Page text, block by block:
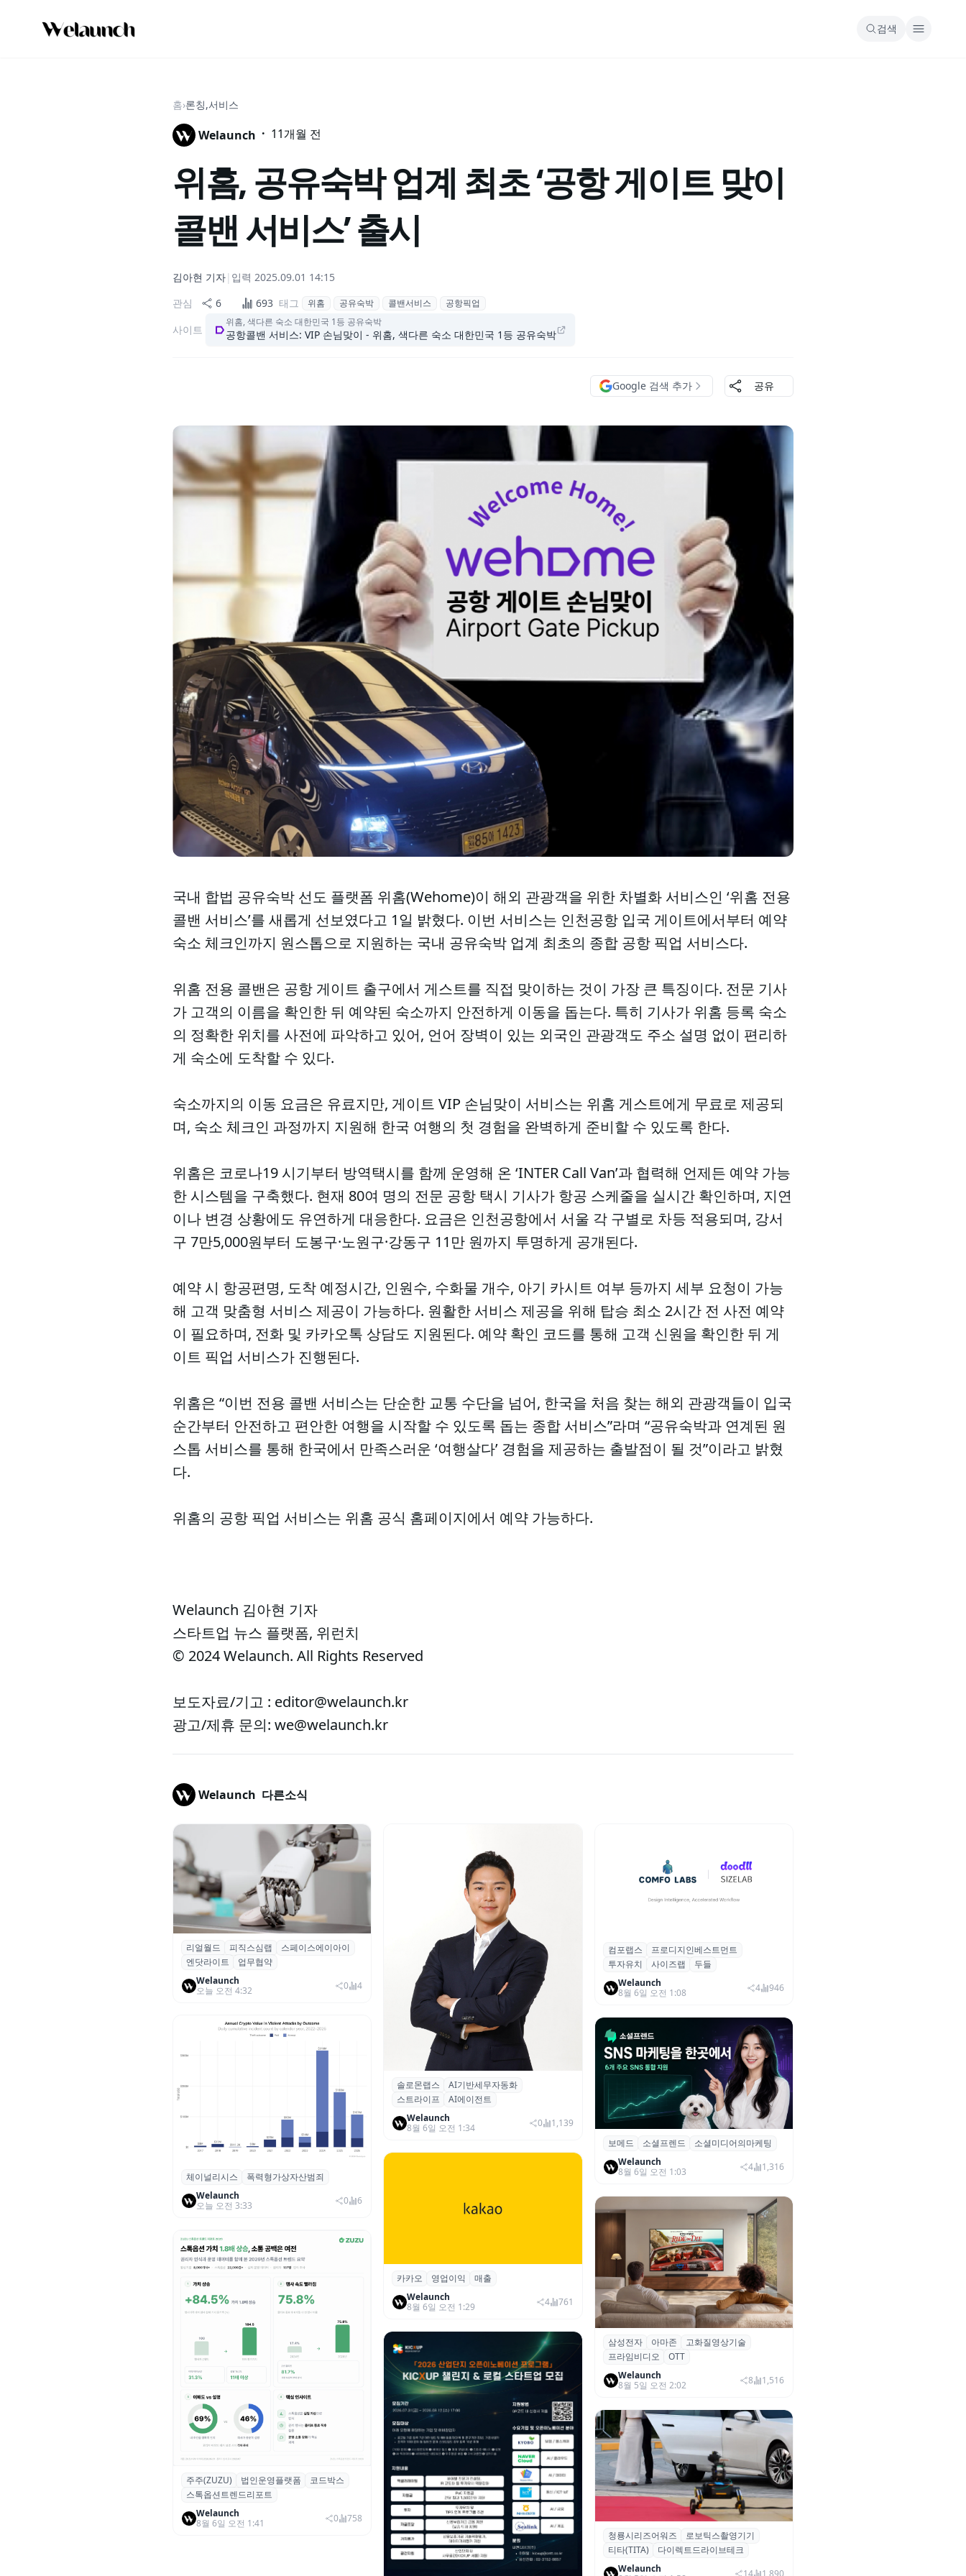
검색
홈›론칭,서비스
Welaunch · 11개월 전
위홈, 공유숙박 업계 최초 ‘공항 게이트 맞이
콜밴 서비스’ 출시
김아현 기자| 입력 2025.09.01 14:15
관심
6 693 태그 위홈 공유숙박 콜밴서비스 공항픽업
사이트
위홈, 색다른 숙소 대한민국 1등 공유숙박
공항콜밴 서비스: VIP 손님맞이 - 위홈, 색다른 숙소 대한민국 1등 공유숙박
Google 검색 추가 공유
국내 합법 공유숙박 선도 플랫폼 위홈(Wehome)이 해외 관광객을 위한 차별화 서비스인 ‘위홈 전용
콜밴 서비스’를 새롭게 선보였다고 1일 밝혔다. 이번 서비스는 인천공항 입국 게이트에서부터 예약
숙소 체크인까지 원스톱으로 지원하는 국내 공유숙박 업계 최초의 종합 공항 픽업 서비스다.
위홈 전용 콜밴은 공항 게이트 출구에서 게스트를 직접 맞이하는 것이 가장 큰 특징이다. 전문 기사
가 고객의 이름을 확인한 뒤 예약된 숙소까지 안전하게 이동을 돕는다. 특히 기사가 위홈 등록 숙소
의 정확한 위치를 사전에 파악하고 있어, 언어 장벽이 있는 외국인 관광객도 주소 설명 없이 편리하
게 숙소에 도착할 수 있다.
숙소까지의 이동 요금은 유료지만, 게이트 VIP 손님맞이 서비스는 위홈 게스트에게 무료로 제공되
며, 숙소 체크인 과정까지 지원해 한국 여행의 첫 경험을 완벽하게 준비할 수 있도록 한다.
위홈은 코로나19 시기부터 방역택시를 함께 운영해 온 ‘INTER Call Van’과 협력해 언제든 예약 가능
한 시스템을 구축했다. 현재 80여 명의 전문 공항 택시 기사가 항공 스케줄을 실시간 확인하며, 지연
이나 변경 상황에도 유연하게 대응한다. 요금은 인천공항에서 서울 각 구별로 차등 적용되며, 강서
구 7만5,000원부터 도봉구·노원구·강동구 11만 원까지 투명하게 공개된다.
예약 시 항공편명, 도착 예정시간, 인원수, 수화물 개수, 아기 카시트 여부 등까지 세부 요청이 가능
해 고객 맞춤형 서비스 제공이 가능하다. 원활한 서비스 제공을 위해 탑승 최소 2시간 전 사전 예약
이 필요하며, 전화 및 카카오톡 상담도 지원된다. 예약 확인 코드를 통해 고객 신원을 확인한 뒤 게
이트 픽업 서비스가 진행된다.
위홈은 “이번 전용 콜밴 서비스는 단순한 교통 수단을 넘어, 한국을 처음 찾는 해외 관광객들이 입국
순간부터 안전하고 편안한 여행을 시작할 수 있도록 돕는 종합 서비스”라며 “공유숙박과 연계된 원
스톱 서비스를 통해 한국에서 만족스러운 ‘여행살다’ 경험을 제공하는 출발점이 될 것”이라고 밝혔
다.
위홈의 공항 픽업 서비스는 위홈 공식 홈페이지에서 예약 가능하다.
Welaunch 김아현 기자
스타트업 뉴스 플랫폼, 위런치
© 2024 Welaunch. All Rights Reserved
보도자료/기고 : editor@welaunch.kr
광고/제휴 문의: we@welaunch.kr
Welaunch 다른소식
리얼월드, 로봇테크 스타트업 3곳과 손
잡고 휴머노이드 표준 만든다
리얼월드 피직스심랩
스페이스에이아이
엔닷라이트
업무협약
Welaunch
오늘 오전 4:32
0 4
체이널리시스 “가상자산 보유자 대상 폭
력 범죄 증가…상반기 탈취액 3000만 달
러 돌파
체이널리시스
폭력형가상자산범죄
Welaunch
오늘 오전 3:33
0 6
스톡옵션 취소율 2년 만에
18.2%→31.3%…권리 발생 즉시 행사 비
중도 급증
주주(ZUZU) 법인운영플랫폼
코드박스
스톡옵션트렌드리포트
Welaunch
8월 6일 오전 1:41
0 758
솔로몬랩스, 스트라이프 출신 이창헌 영
입…절세 전략 AI 에이전트 개발 본격화
솔로몬랩스
AI기반세무자동화
스트라이프
AI에이전트
Welaunch
8월 6일 오전 1:34
0 1,139
카카오, 2026년 2분기 매출 2조985억·영
업이익 2770억…역대 분기 최대
카카오 영업이익
매출
Welaunch
8월 6일 오전 1:29
4 761
컴포랩스, 프로디지인베스트먼트로부터
시드 투자 유치
컴포랩스
프로디지인베스트먼트
투자유치
사이즈랩
두들
Welaunch
8월 6일 오전 1:08
4 946
보메드 ‘소셜프렌드’, 유튜브·인스타 등 6
개 SNS 마케팅 통합 지원
보메드 소셜프렌드
소셜미디어의마케팅
Welaunch
8월 6일 오전 1:03
4 1,316
삼성전자·아마존, 프라임 비디오에
‘HDR10+ 어드밴스드’ 적용
삼성전자 아마존
고화질영상기술
프라임비디오
OTT
Welaunch
8월 5일 오전 2:02
8 1,516
청룡시리즈어워즈 레드카펫에 등장한 바
퀴형 이족 보행 로봇 ‘티타(TITA)’
청룡시리즈어워즈
로보틱스촬영기기
티타(TITA)
다이렉트드라이브테크
Welaunch